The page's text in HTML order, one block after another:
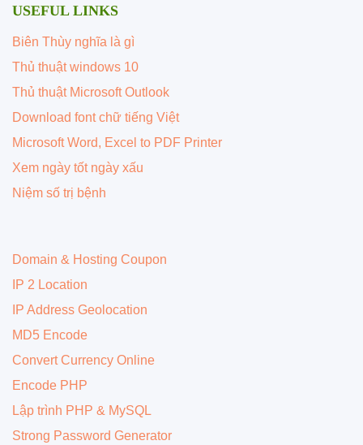
USEFUL LINKS
Biên Thùy nghĩa là gì
Thủ thuật windows 10
Thủ thuật Microsoft Outlook
Download font chữ tiếng Việt
Microsoft Word, Excel to PDF Printer
Xem ngày tốt ngày xấu
Niệm số trị bệnh
Domain & Hosting Coupon
IP 2 Location
IP Address Geolocation
MD5 Encode
Convert Currency Online
Encode PHP
Lập trình PHP & MySQL
Strong Password Generator